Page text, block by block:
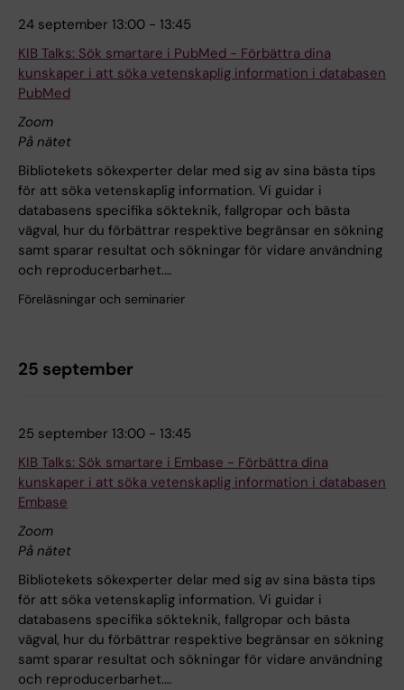
24 september 13:00 - 13:45
KIB Talks: Sök smartare i PubMed - Förbättra dina
kunskaper i att söka vetenskaplig information i databasen
PubMed
Zoom
På nätet
Bibliotekets sökexperter delar med sig av sina bästa tips
för att söka vetenskaplig information. Vi guidar i
databasens specifika sökteknik, fallgropar och bästa
vägval, hur du förbättrar respektive begränsar en sökning
samt sparar resultat och sökningar för vidare användning
och reproducerbarhet.…
Föreläsningar och seminarier
25 september
25 september 13:00 - 13:45
KIB Talks: Sök smartare i Embase - Förbättra dina
kunskaper i att söka vetenskaplig information i databasen
Embase
Zoom
På nätet
Bibliotekets sökexperter delar med sig av sina bästa tips
för att söka vetenskaplig information. Vi guidar i
databasens specifika sökteknik, fallgropar och bästa
vägval, hur du förbättrar respektive begränsar en sökning
samt sparar resultat och sökningar för vidare användning
och reproducerbarhet.…